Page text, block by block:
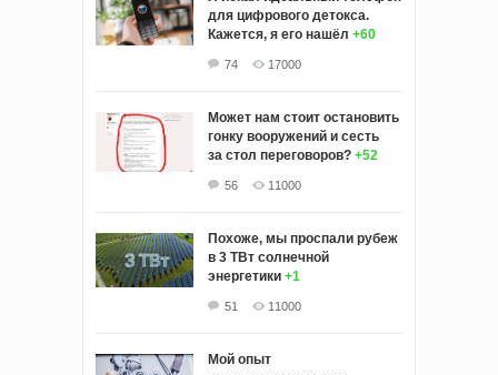
для цифрового детокса.
Кажется, я его нашёл +60
74 17000
Может нам стоит остановить
гонку вооружений и сесть
за стол переговоров? +52
56 11000
Похоже, мы проспали рубеж
в 3 ТВт солнечной
энергетики +1
51 11000
Мой опыт